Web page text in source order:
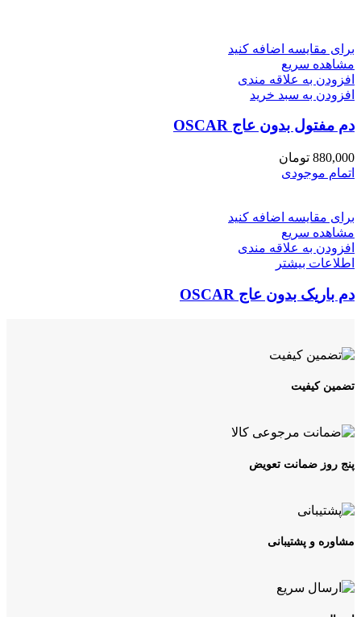
برای مقایسه اضافه کنید
مشاهده سریع
افزودن به علاقه مندی
افزودن به سبد خرید
دم مفتول بدون عاج OSCAR
880,000 تومان
اتمام موجودی
برای مقایسه اضافه کنید
مشاهده سریع
افزودن به علاقه مندی
اطلاعات بیشتر
دم باریک بدون عاج OSCAR
تضمین کیفیت
پنج روز ضمانت تعویض
مشاوره و پشتیبانی